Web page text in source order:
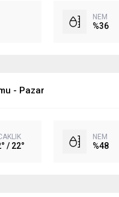
NEM
%36
- Pazar
/ 22°
NEM
%48